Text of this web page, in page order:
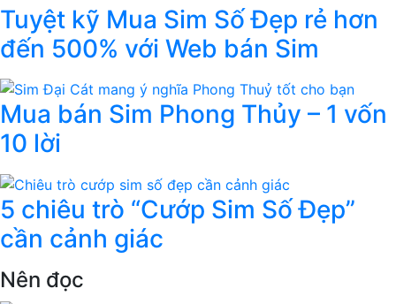
Tuyệt kỹ Mua Sim Số Đẹp rẻ hơn
đến 500% với Web bán Sim
Mua bán Sim Phong Thủy – 1 vốn
10 lời
5 chiêu trò “Cướp Sim Số Đẹp”
cần cảnh giác
Nên đọc